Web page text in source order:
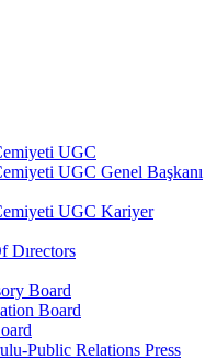
UGC
UGC Genel Başkanı
UGC Kariyer
Dırectors
Board
Board
Public Relations Press